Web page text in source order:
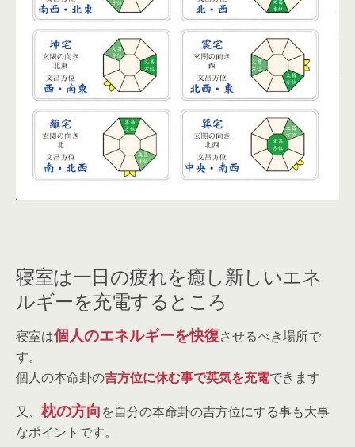
寝室は一日の疲れを癒し新しいエネ
ルギーを充電するところ
寝室は個人のエネルギーを快復させるべき場所で
す。
個人の本命卦の吉方位に休む事で英気を充電できます
又、 枕の方向を自分の本命卦の吉方位にする事も大事
なポイントです。